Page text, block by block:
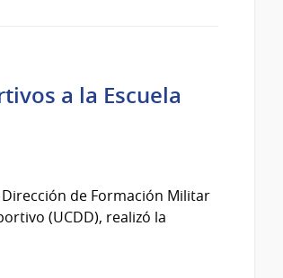
a la Escuela
de Formación Militar
(UCDD), realizó la